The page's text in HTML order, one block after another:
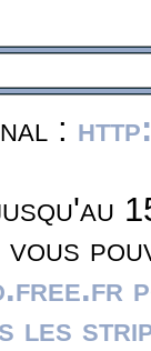
:
vous
les